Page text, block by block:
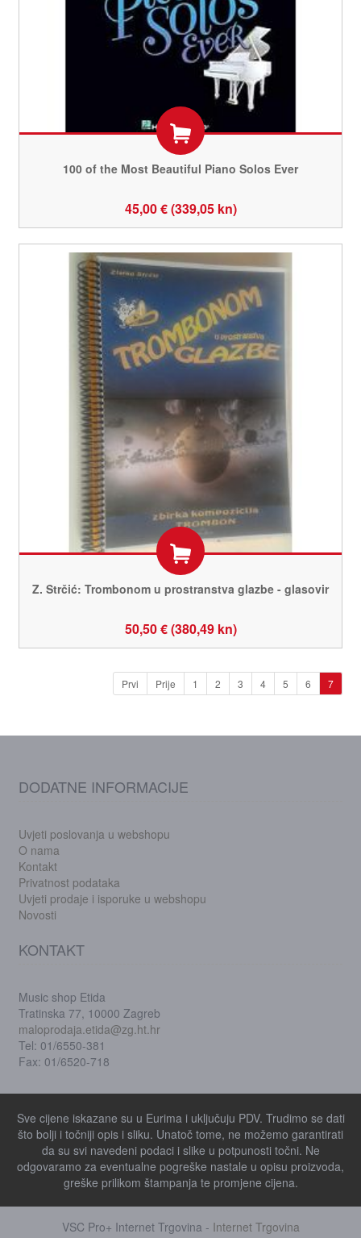
100 of the Most Beautiful Piano Solos Ever
45,00 € (339,05 kn)
Z. Strčić: Trombonom u prostranstva glazbe - glasovir
50,50 € (380,49 kn)
Prvi Prije 1 2 3 4 5 6 7
DODATNE INFORMACIJE
Uvjeti poslovanja u webshopu
O nama
Kontakt
Privatnost podataka
Uvjeti prodaje i isporuke u webshopu
Novosti
KONTAKT
Music shop Etida
Tratinska 77, 10000 Zagreb
maloprodaja.etida@zg.ht.hr
Tel: 01/6550-381
Fax: 01/6520-718
Sve cijene iskazane su u Eurima i uključuju PDV. Trudimo se dati
što bolji i točniji opis i sliku. Unatoč tome, ne možemo garantirati
da su svi navedeni podaci i slike u potpunosti točni. Ne
odgovaramo za eventualne pogreške nastale u opisu proizvoda,
greške prilikom štampanja te promjene cijena.
VSC Pro+ Internet Trgovina - Internet Trgovina